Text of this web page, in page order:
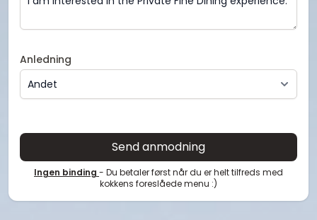
Anledning
Send anmodning
Ingen binding - Du betaler først når du er helt tilfreds med
kokkens foreslåede menu :)